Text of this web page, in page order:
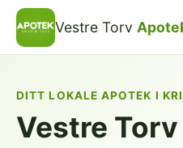
Vestre Torv
DITT LOKALE APOTEK I
Vestre